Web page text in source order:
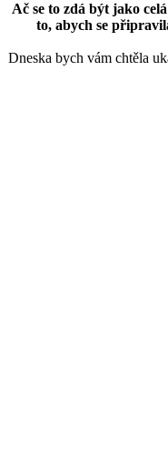
Ač se to zdá být jako
to, abych se
Dneska bych vám chtěla